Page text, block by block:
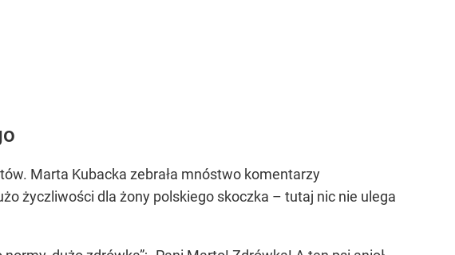
Marta Kubacka zebrała mnóstwo komentarzy
życzliwości dla żony polskiego skoczka – tutaj nic nie ulega